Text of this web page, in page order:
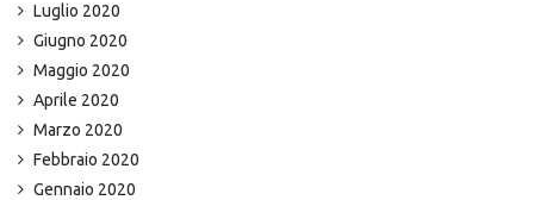
Luglio 2020
Giugno 2020
Maggio 2020
Aprile 2020
Marzo 2020
Febbraio 2020
Gennaio 2020